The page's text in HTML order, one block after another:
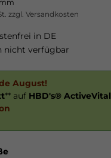
zzgl. Versandkosten
in DE
nicht verfügbar
August!
** auf HBD's® ActiveVital